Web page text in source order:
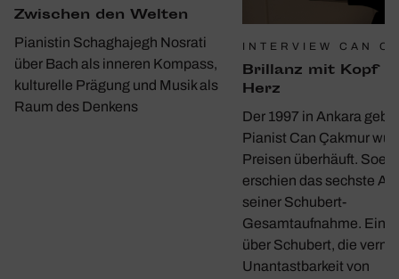
Zwischen den Welten
Pianistin Schaghajegh Nosrati
über Bach als inneren Kompass,
kulturelle Prägung und Musik als
Raum des Denkens
INTERVIEW CAN
Bril­lanz mit Kopf
Herz
Der 1997 in Ankara
Pianist Can Çakmur
Preisen überhäuft.
erschien das sechste
seiner Schubert-
Gesamtaufnahme. Ein
über Schubert, die
Unantastbarkeit von